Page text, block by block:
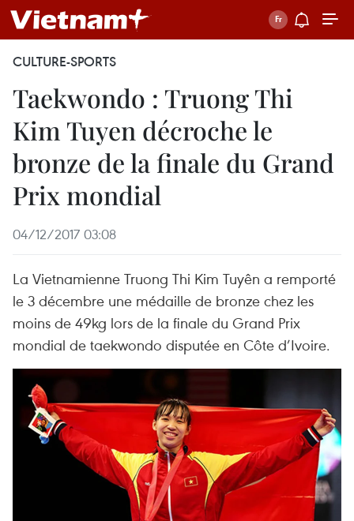
CULTURE-SPORTS
Taekwondo : Truong Thi
Kim Tuyen décroche le
bronze de la finale du Grand
Prix mondial
04/12/2017 03:08
La Vietnamienne Truong Thi Kim Tuyên a remporté
le 3 décembre une médaille de bronze chez les
moins de 49kg lors de la finale du Grand Prix
mondial de taekwondo disputée en Côte d’Ivoire.